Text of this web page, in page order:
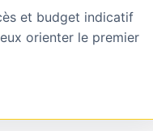
et budget indicatif
orienter le premier